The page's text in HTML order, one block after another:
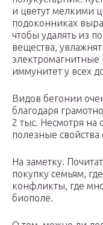
и цветут мелкими
подоконниках
чтобы удалять из
вещества,
иммунитет у всех
Видов бегонии
благодаря
2 тыс. Несмотря на
полезные
На заметку.
покупку семьям,
конфликты, где
биополе.